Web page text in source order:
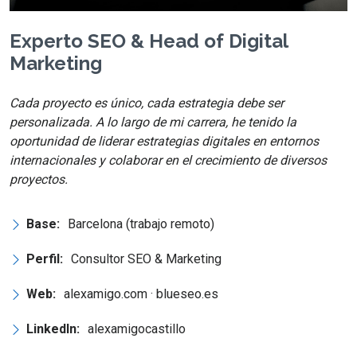
Experto SEO & Head of Digital
Marketing
Cada proyecto es único, cada estrategia debe ser
personalizada. A lo largo de mi carrera, he tenido la
oportunidad de liderar estrategias digitales en entornos
internacionales y colaborar en el crecimiento de diversos
proyectos.
Base: Barcelona (trabajo remoto)
Perfil: Consultor SEO & Marketing
Web: alexamigo.com · blueseo.es
LinkedIn: alexamigocastillo